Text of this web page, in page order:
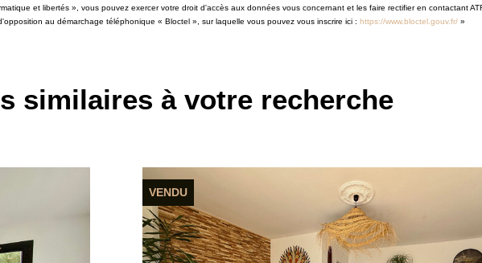
et libertés », vous pouvez exercer votre droit d'accès aux données vous concernant et les faire rectifier en contactant
au démarchage téléphonique « Bloctel », sur laquelle vous pouvez vous inscrire ici : https://www.bloctel.gouv.fr/ »
similaires à votre recherche
VENDU